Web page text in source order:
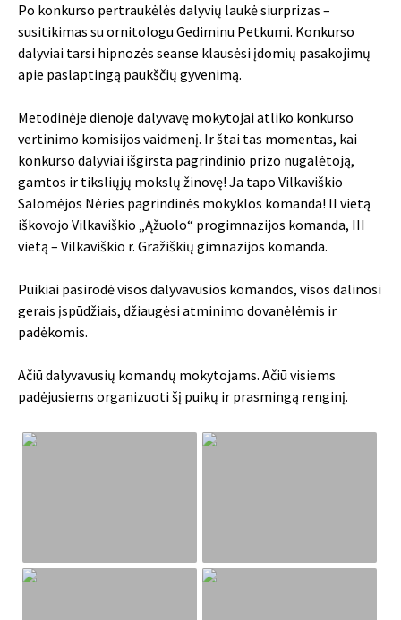
Po konkurso pertraukėlės dalyvių laukė siurprizas –
susitikimas su ornitologu Gediminu Petkumi. Konkurso
dalyviai tarsi hipnozės seanse klausėsi įdomių pasakojimų
apie paslaptingą paukščių gyvenimą.
Metodinėje dienoje dalyvavę mokytojai atliko konkurso
vertinimo komisijos vaidmenį. Ir štai tas momentas, kai
konkurso dalyviai išgirsta pagrindinio prizo nugalėtoją,
gamtos ir tiksliųjų mokslų žinovę! Ja tapo Vilkaviškio
Salomėjos Nėries pagrindinės mokyklos komanda! II vietą
iškovojo Vilkaviškio „Ąžuolo“ progimnazijos komanda, III
vietą – Vilkaviškio r. Gražiškių gimnazijos komanda.
Puikiai pasirodė visos dalyvavusios komandos, visos dalinosi
gerais įspūdžiais, džiaugėsi atminimo dovanėlėmis ir
padėkomis.
Ačiū dalyvavusių komandų mokytojams. Ačiū visiems
padėjusiems organizuoti šį puikų ir prasmingą renginį.